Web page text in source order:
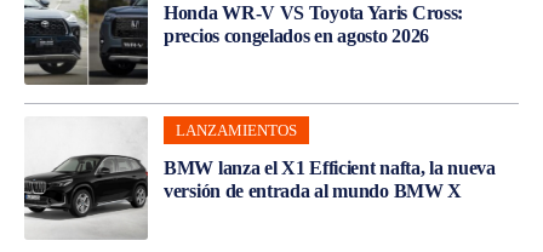
Honda WR-V VS Toyota Yaris Cross:
precios congelados en agosto 2026
LANZAMIENTOS
BMW lanza el X1 Efficient nafta, la nueva
versión de entrada al mundo BMW X